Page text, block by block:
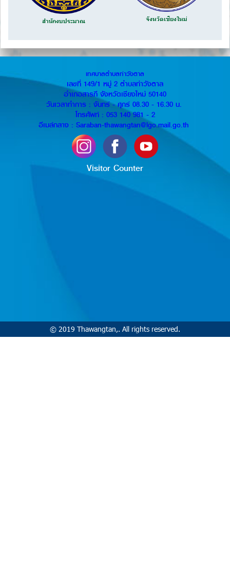
สำนักงบประมาณ จังหวัดเชียงใหม่
เทศบาลตำบลท่าวังตาล
เลขที่ 149/1 หมู่ 2 ตำบลท่าวังตาล
อำเภอสารภี จังหวัดเชียงใหม่ 50140
วันเวลาทำการ : จันทร์ - ศุกร์ 08.30 - 16.30 น.
โทรศัพท์ : 053 140 981 - 2
อีเมล์กลาง : Saraban-thawangtan@lgo.mail.go.th
Visitor Counter
© 2019 Thawangtan,. All rights reserved.